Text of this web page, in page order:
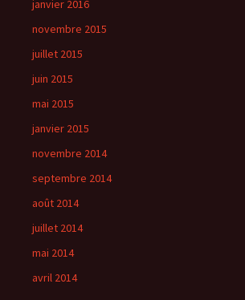
janvier 2016
novembre 2015
juillet 2015
juin 2015
mai 2015
janvier 2015
novembre 2014
septembre 2014
août 2014
juillet 2014
mai 2014
avril 2014